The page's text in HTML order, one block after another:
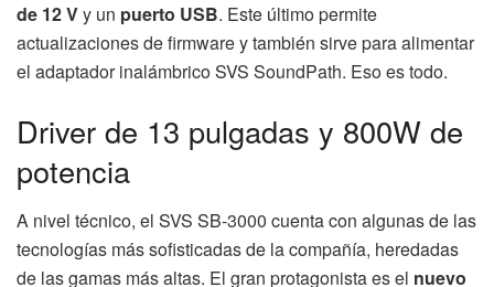
de 12 Vy un puerto USB. Este último permite
actualizaciones de firmware y también sirve para alimentar
el adaptador inalámbrico SVS SoundPath. Eso es todo.
Driver de 13 pulgadas y 800W de
potencia
A nivel técnico, el SVS SB-3000 cuenta con algunas de las
tecnologías más sofisticadas de la compañía, heredadas
de las gamas más altas. El gran protagonista es el nuevo